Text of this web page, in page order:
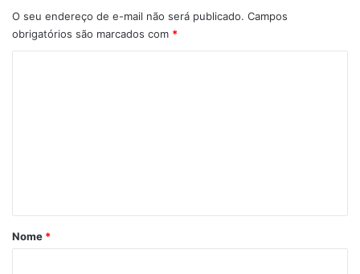
O seu endereço de e-mail não será publicado. Campos
obrigatórios são marcados com *
rNome *